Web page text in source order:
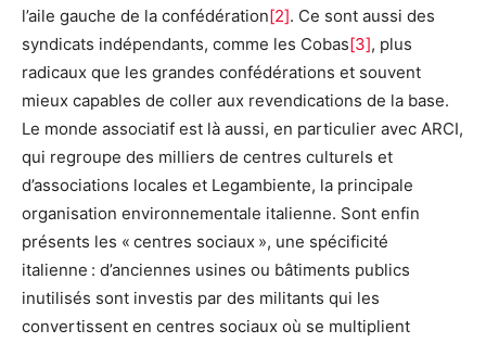
l’aile gauche de la confédération[2]. Ce sont aussi des
syndicats indépendants, comme les Cobas[3], plus
radicaux que les grandes confédérations et souvent
mieux capables de coller aux revendications de la base.
Le monde associatif est là aussi, en particulier avec ARCI,
qui regroupe des milliers de centres culturels et
d’associations locales et Legambiente, la principale
organisation environnementale italienne. Sont enfin
présents les « centres sociaux », une spécificité
italienne : d’anciennes usines ou bâtiments publics
inutilisés sont investis par des militants qui les
convertissent en centres sociaux où se multiplient